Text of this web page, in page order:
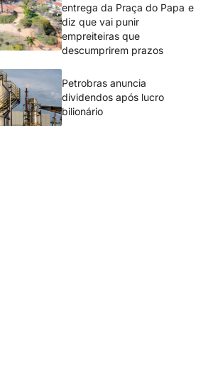
entrega da Praça do Papa e
diz que vai punir
empreiteiras que
descumprirem prazos
Petrobras anuncia
dividendos após lucro
bilionário